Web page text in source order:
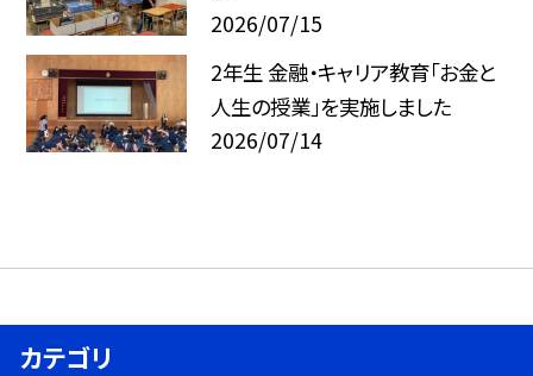
2026/07/15
2年生 金融・キャリア教育「お金と
人生の授業」を実施しました
2026/07/14
カテゴリ